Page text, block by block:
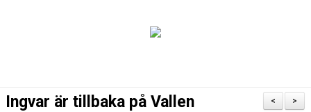
>
<
Ingvar är tillbaka på Vallen